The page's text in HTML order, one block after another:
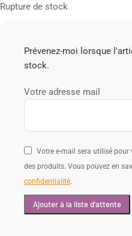
Rupture de stock
Prévenez-moi lorsque
stock.
Votre adresse mail
Votre e-mail sera utilisé
des produits. Vous pouvez en
confidentialité.